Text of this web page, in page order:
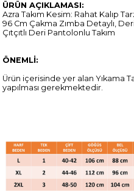
ÜRÜN AÇIKLAMASI:
Azra Takım Kesim: Rahat Kalıp
96 Cm Çakma Zımba Detaylı,
Çıtçıtlı Deri Pantolonlu Takım
ÖNEMLİ:
Ürün içerisinde yer alan Yıkama
yapılması gerekmektedir.